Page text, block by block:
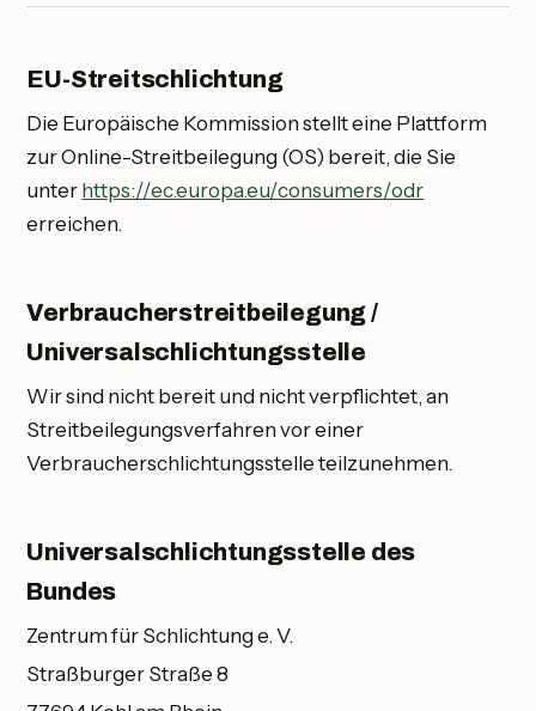
EU-Streitschlichtung
Die Europäische Kommission stellt eine Plattform
zur Online-Streitbeilegung (OS) bereit, die Sie
unter https://ec.europa.eu/consumers/odr
erreichen.
Verbraucherstreitbeilegung /
Universalschlichtungsstelle
Wir sind nicht bereit und nicht verpflichtet, an
Streitbeilegungsverfahren vor einer
Verbraucherschlichtungsstelle teilzunehmen.
Universalschlichtungsstelle des
Bundes
Zentrum für Schlichtung e. V.
Straßburger Straße 8